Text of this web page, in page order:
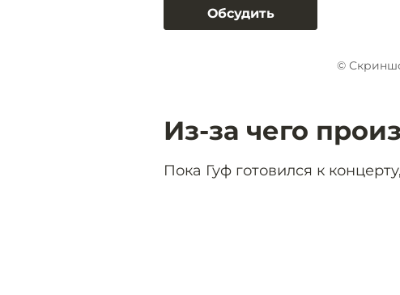
Обсудить
©
Из-за чего
Пока Гуф готовился к